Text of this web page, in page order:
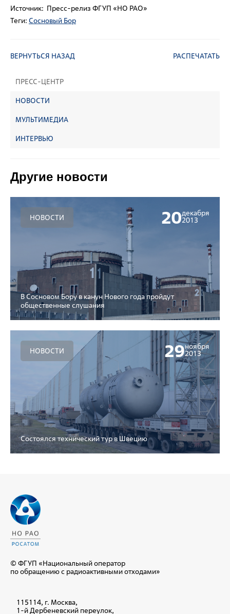
ПРЕСС-ЦЕНТР
НОВОСТИ
МУЛЬТИМЕДИА
ИНТЕРВЬЮ
Источник: Пресс-релиз ФГУП «НО РАО»
Теги: Сосновый Бор
ВЕРНУТЬСЯ НАЗАД РАСПЕЧАТАТЬ
Другие новости
НОВОСТИ 20декабря
2013
В Сосновом Бору в канун Нового года пройдут
общественные слушания
НОВОСТИ 29ноября
2013
Состоялся технический тур в Швецию
© ФГУП «Национальный оператор
по обращению с радиоактивными отходами»
115114, г. Москва,
1-й Дербеневский переулок,